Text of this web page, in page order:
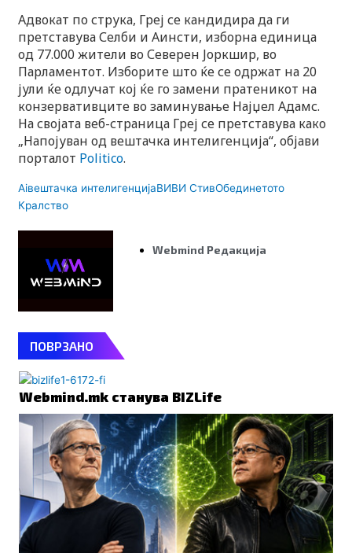
Адвокат по струка, Греј се кандидира да ги
претставува Селби и Аинсти, изборна единица
од 77.000 жители во Северен Јоркшир, во
Парламентот. Изборите што ќе се одржат на 20
јули ќе одлучат кој ќе го замени пратеникот на
конзервативците во заминување Најџел Адамс.
На својата веб-страница Греј се претставува како
„Напојуван од вештачка интелигенција“, објави
порталот Politico.
Aiвештачка интелигенцијаВИВИ СтивОбединетото
Кралство
Webmind Редакција
ПОВРЗАНО
Webmind.mk станува BIZLife